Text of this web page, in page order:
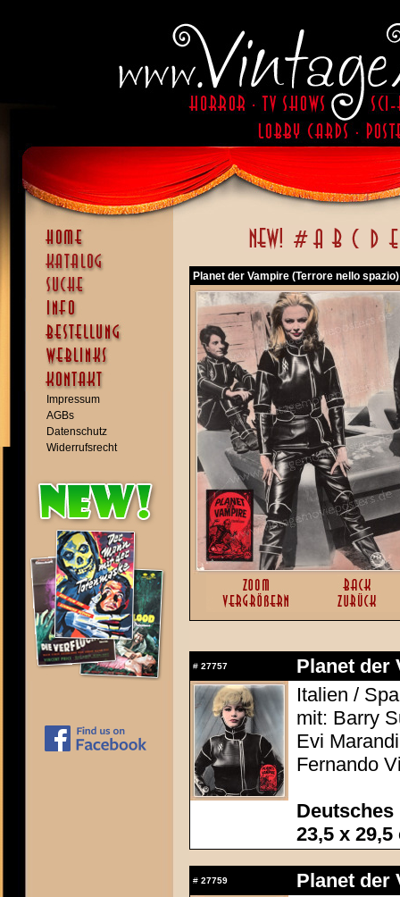
Impressum
AGBs
Datenschutz
Widerrufsrecht
Planet der Vampire (Terrore nello spazio)
# 27757
Planet der
Italien /
mit: Barry
Evi
Fernando
23,5 x 29,5
# 27759
Planet der